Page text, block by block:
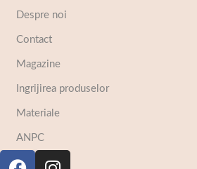
Despre noi
Contact
Magazine
Ingrijirea produselor
Materiale
ANPC